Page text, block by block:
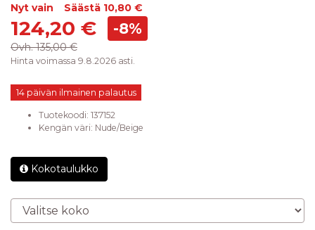
Nyt vain Säästä 10,80 €
124,20 €
Ovh. 135,00 €
-8%
Hinta voimassa 9.8.2026 asti.
14 päivän ilmainen palautus
Tuotekoodi: 137152
Kengän väri: Nude/Beige
Kokotaulukko
Valitse koko